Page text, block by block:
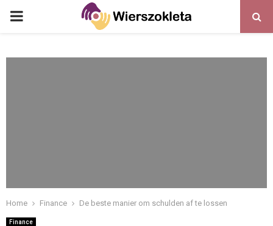
PRIMARY
Home Finance De beste manier om schulden af te lossen
Finance